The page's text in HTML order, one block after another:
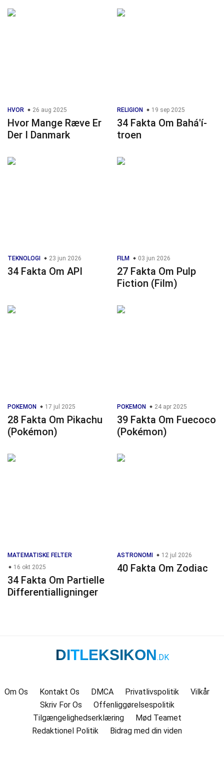
HVOR 26 aug 2025
Hvor Mange Ræve Er
Der I Danmark
RELIGION 19 sep 2025
34 Fakta Om Bahá'í-
troen
TEKNOLOGI 23 jun 2026
34 Fakta Om API
FILM 03 jun 2026
27 Fakta Om Pulp
Fiction (Film)
POKEMON 17 jul 2025
28 Fakta Om Pikachu
(Pokémon)
POKEMON 24 apr 2025
39 Fakta Om Fuecoco
(Pokémon)
MATEMATISKE FELTER
16 okt 2025
34 Fakta Om Partielle
Differentialligninger
ASTRONOMI 12 jul 2026
40 Fakta Om Zodiac
DITLEKSIKON.DK
Om Os Kontakt Os DMCA Privatlivspolitik
Vilkår
Skriv For Os
Offenliggørelsespolitik
Tilgængelighedserklæring
Mød Teamet
Redaktionel Politik
Bidrag med din viden